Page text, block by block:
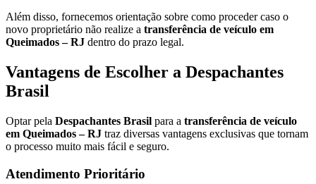
Além disso, fornecemos orientação sobre como proceder caso o
novo proprietário não realize a transferência de veículo em
Queimados – RJ dentro do prazo legal.
Vantagens de Escolher a Despachantes
Brasil
Optar pela Despachantes Brasil para a transferência de veículo
em Queimados – RJ traz diversas vantagens exclusivas que tornam
o processo muito mais fácil e seguro.
Atendimento Prioritário